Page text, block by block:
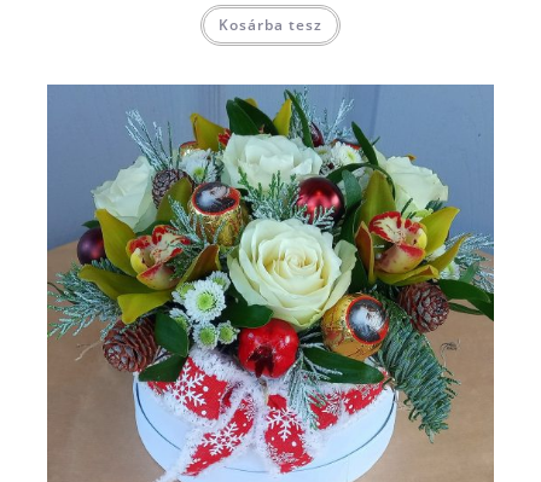
Kosárba tesz